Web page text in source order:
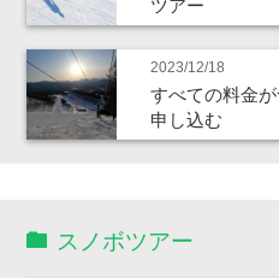
ツアー
2023/12/18
すべての料金
申し込む
スノボツアー